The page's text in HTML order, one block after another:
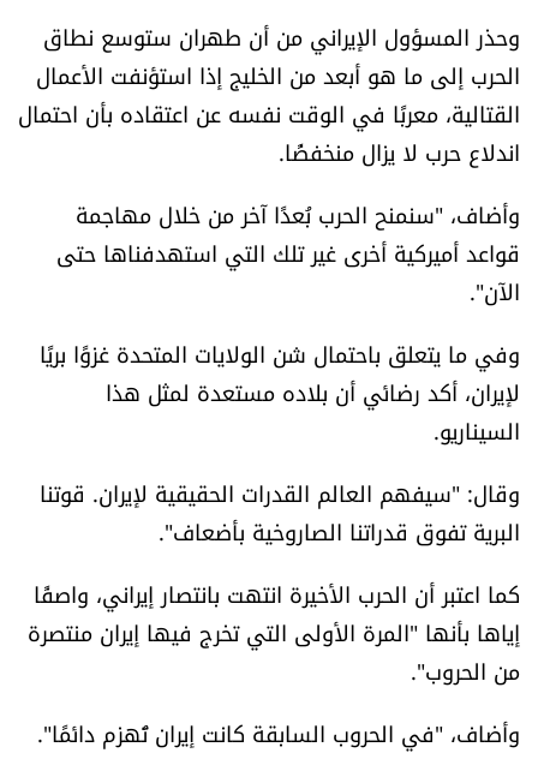
صحّة وصحن
الرياضة
حظّك اليوم
للتاريخ
فيديو
من نحن
للتواصل معنا
شروط الاستخدام
شروط الإشتراك
Digital solutions by
وحذر المسؤول الإيراني من أن طهران ستوسع نطاق
الحرب إلى ما هو أبعد من الخليج إذا استؤنفت الأعمال
القتالية، معربًا في الوقت نفسه عن اعتقاده بأن احتمال
اندلاع حرب لا يزال منخفضًا.
وأضاف، "سنمنح الحرب بُعدًا آخر من خلال مهاجمة
قواعد أميركية أخرى غير تلك التي استهدفناها حتى
الآن".
وفي ما يتعلق باحتمال شن الولايات المتحدة غزوًا بريًا
لإيران، أكد رضائي أن بلاده مستعدة لمثل هذا
السيناريو.
وقال: "سيفهم العالم القدرات الحقيقية لإيران. قوتنا
البرية تفوق قدراتنا الصاروخية بأضعاف".
كما اعتبر أن الحرب الأخيرة انتهت بانتصار إيراني، واصفًا
إياها بأنها "المرة الأولى التي تخرج فيها إيران منتصرة
من الحروب".
وأضاف، "في الحروب السابقة كانت إيران تُهزم دائمًا".